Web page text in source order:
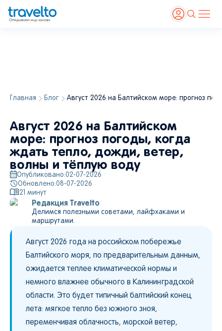
Главная Блог Август 2026 на Балтийском море: прогноз
Август 2026 на Балтийском
море: прогноз погоды, когда
ждать тепло, дожди, ветер,
волны и тёплую воду
Опубликовано:02-07-2026
Обновлено:08-07-2026
21 минут
Редакция Travelto
Делимся полезными советами, лайфхаками и
маршрутами.
Август 2026 года на российском побережье
Балтийского моря, по предварительным данным,
ожидается теплее климатической нормы и
немного влажнее обычного в Калининградской
области. Это будет типичный балтийский конец
лета: мягкое тепло без южного зноя,
переменчивая облачность, морской ветер,